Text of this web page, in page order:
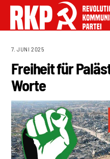
7. JUNI 2025
Freiheit für
Worte